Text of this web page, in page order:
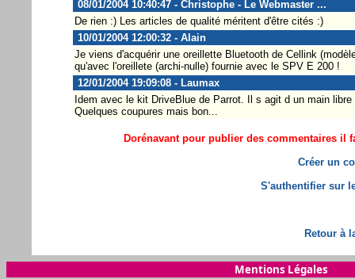
08/01/2004 10:40:47 - Christophe - Le Webmaster ...
De rien :) Les articles de qualité méritent d'être cités :)
10/01/2004 12:00:32 - Alain
Je viens d'acquérir une oreillette Bluetooth de Cellink
qu'avec l'oreillete (archi-nulle) fournie avec le SPV E 200 !
12/01/2004 19:09:08 - Laumax
Idem avec le kit DriveBlue de Parrot. Il s agit d un main
Quelques coupures mais bon...
Dorénavant pour publier des commentaires il
Créer un
S'authentifier sur
Retour à
Mentions Légales